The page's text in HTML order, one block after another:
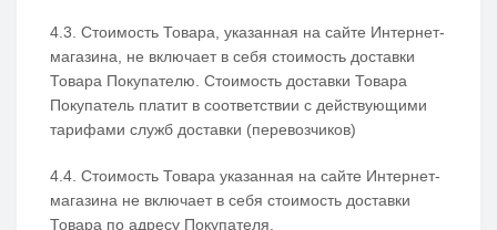
4.3. Стоимость Товара, указанная на сайте Интернет-
магазина, не включает в себя стоимость доставки
Товара Покупателю. Стоимость доставки Товара
Покупатель платит в соответствии с действующими
тарифами служб доставки (перевозчиков)
4.4. Стоимость Товара указанная на сайте Интернет-
магазина не включает в себя стоимость доставки
Товара по адресу Покупателя.